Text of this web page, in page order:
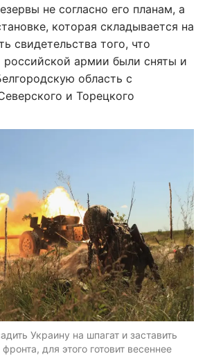
не согласно его планам, а
которая складывается на
свидетельства того, что
российской армии были сняты и
область с
и Торецкого
Украину на шпагат и заставить
для этого готовит весеннее